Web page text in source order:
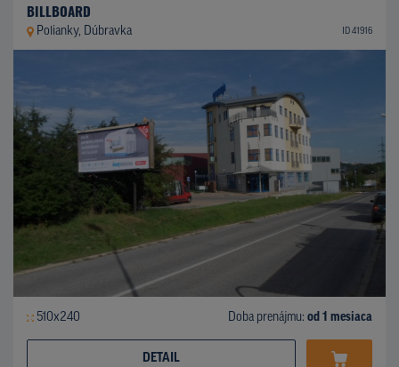
BILLBOARD
Polianky, Dúbravka ID 41916
510x240 Doba prenájmu: od 1 mesiaca
DETAIL